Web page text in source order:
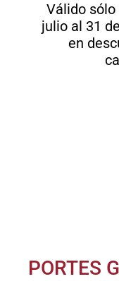
Válido
julio al 31
en
PORTES